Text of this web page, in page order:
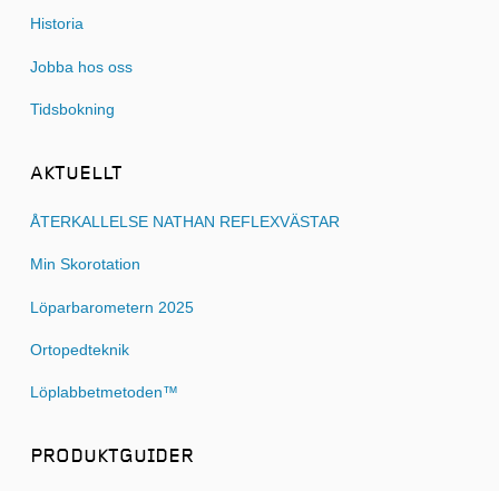
Historia
Jobba hos oss
Tidsbokning
AKTUELLT
ÅTERKALLELSE NATHAN REFLEXVÄSTAR
Min Skorotation
Löparbarometern 2025
Ortopedteknik
Löplabbetmetoden™
PRODUKTGUIDER